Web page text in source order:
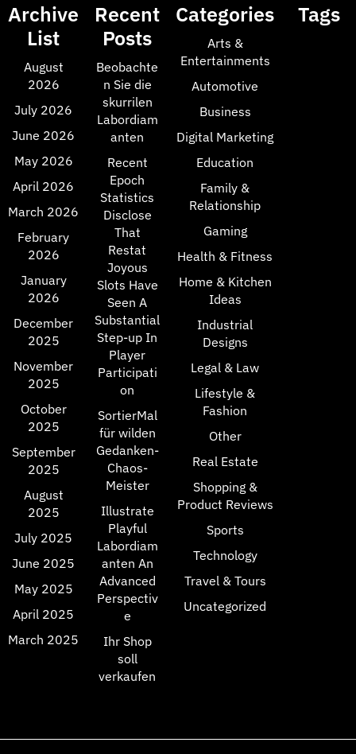
Archive
List
August
2026
July 2026
June 2026
May 2026
April 2026
March 2026
February
2026
January
2026
December
2025
November
2025
October
2025
September
2025
August
2025
July 2025
June 2025
May 2025
April 2025
March 2025
Recent
Posts
Beobachte
n Sie die
skurrilen
Labordiam
anten
Recent
Epoch
Statistics
Disclose
That
Restat
Joyous
Slots Have
Seen A
Substantial
Step-up In
Player
Participati
on
SortierMal
für wilden
Gedanken-
Chaos-
Meister
Illustrate
Playful
Labordiam
anten An
Advanced
Perspectiv
e
Ihr Shop
soll
verkaufen
Categories
Arts &
Entertainments
Automotive
Business
Digital Marketing
Education
Family &
Relationship
Gaming
Health & Fitness
Home & Kitchen
Ideas
Industrial
Designs
Legal & Law
Lifestyle &
Fashion
Other
Real Estate
Shopping &
Product Reviews
Sports
Technology
Travel & Tours
Uncategorized
Tags